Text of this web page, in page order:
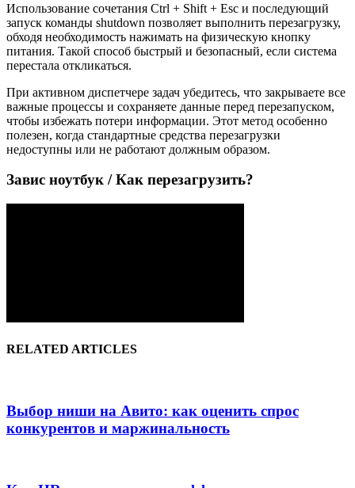
Использование сочетания Ctrl + Shift + Esc и последующий
запуск команды shutdown позволяет выполнить перезагрузку,
обходя необходимость нажимать на физическую кнопку
питания. Такой способ быстрый и безопасный, если система
перестала откликаться.
При активном диспетчере задач убедитесь, что закрываете все
важные процессы и сохраняете данные перед перезапуском,
чтобы избежать потери информации. Этот метод особенно
полезен, когда стандартные средства перезагрузки
недоступны или не работают должным образом.
Завис ноутбук / Как перезагрузить?
RELATED ARTICLES
Выбор ниши на Авито: как оценить спрос
конкурентов и маржинальность